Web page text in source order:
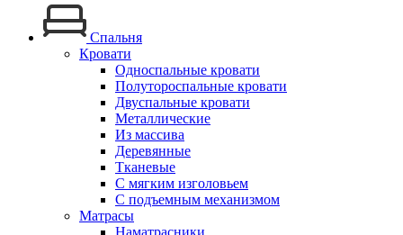
Спальня
Кровати
Односпальные кровати
Полутороспальные кровати
Двуспальные кровати
Металлические
Из массива
Деревянные
Тканевые
С мягким изголовьем
С подъемным механизмом
Матрасы